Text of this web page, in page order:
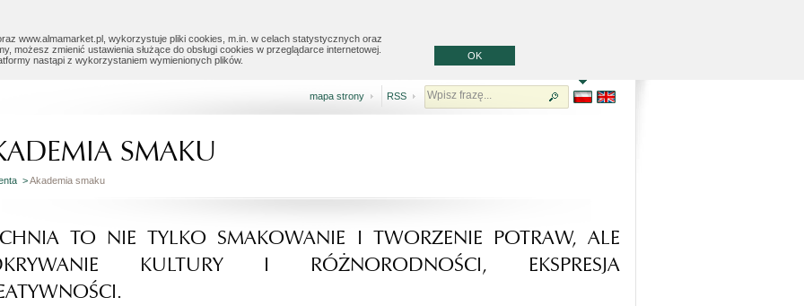
www.almamarket.pl, wykorzystuje pliki cookies, m.in. w celach statystycznych oraz
możesz zmienić ustawienia służące do obsługi cookies w przeglądarce internetowej.
nastąpi z wykorzystaniem wymienionych plików.
OK
mapa strony RSS
SMAKU
>Akademia smaku
TO NIE TYLKO SMAKOWANIE I TWORZENIE POTRAW, ALE
KULTURY I RÓŻNORODNOŚCI, EKSPRESJA